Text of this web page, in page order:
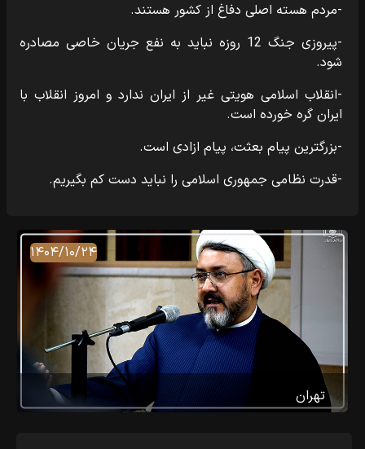
-مردم هسته اصلی دفاغ از کشور هستند.
-پیروزی جنگ 12 روزه نباید به نفع جریان خاصی مصادره
شود.
-انقلاب اسلامی هویتی غیر از ایران ندارد و امروز انقلاب با
ایران گره خورده است.
-بزرگترین پیام بعثت، پیام ازادی است.
-قدرت نظامی جمهوری اسلامی را نباید دست کم بگیریم.
۱۴۰۴/۱۰/۲۴
تهران